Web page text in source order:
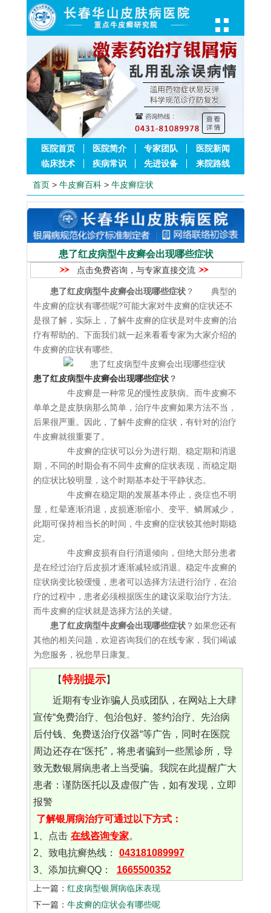
医院首页 医院简介 专家团队
医院新闻
临床技术
疾病常识 先进设备 来院路线
首页 > 牛皮癣百科 > 牛皮癣症状
患了红皮病型牛皮癣会出现哪些症状
点击免费咨询，与专家直接交流
患了红皮病型牛皮癣会出现哪些症状 ？ 典型的
牛皮癣的症状有哪些呢?可能大家对牛皮癣的症状还不
是很了解，实际上，了解牛皮癣的症状是对牛皮癣的治
疗有帮助的。下面我们就一起来看看专家为大家介绍的
牛皮癣的症状有哪些。
患了红皮病型牛皮癣会出现哪些症状 ？
牛皮癣是一种常见的慢性皮肤病。而牛皮癣不
单单之是皮肤病那么简单，治疗牛皮癣如果方法不当，
后果很严重。因此，了解牛皮癣的症状，有针对的治疗
牛皮癣就很重要了。
牛皮癣的症状可以分为进行期、稳定期和消退
期，不同的时期会有不同牛皮癣的症状表现，而稳定期
的症状比较明显，这个时期基本处于平静状态。
牛皮癣在稳定期的发展基本停止，炎症也不明
显，红晕逐渐消退，皮损逐渐缩小、变平、鳞屑减少，
此期可保持相当长的时间，牛皮癣的症状较其他时期稳
定。
牛皮癣皮损有自行消退倾向，但绝大部分患者
是在经过治疗后皮损才逐渐减轻或消退。稳定牛皮癣的
症状病变比较缓慢，患者可以选择方法进行治疗，在治
疗的过程中，患者必须根据医生的建议采取治疗方法。
而牛皮癣的症状就是选择方法的关键。
患了红皮病型牛皮癣会出现哪些症状 ？如果您还有
其他的相关问题，欢迎咨询我们的在线专家，我们竭诚
为您服务，祝您早日康复。
【特别提示】
近期有专业诈骗人员或团队，在网站上大肆
宣传“免费治疗、包治包好、签约治疗、先治病
后付钱、免费送治疗仪器“等广告，同时在医院
周边还存在“医托”，将患者骗到一些黑诊所，导
致无数银屑病患者上当受骗。我院在此提醒广大
患者：谨防医托以及虚假广告，如有发现，立即
报警
了解银屑病治疗可通过以下方式：
1、点击 在线咨询专家。
2、致电抗癣热线：
043181089997
3、添加抗癣QQ：
1665500352
上一篇： 红皮病型银屑病临床表现
下一篇： 牛皮癣的症状会有哪些呢